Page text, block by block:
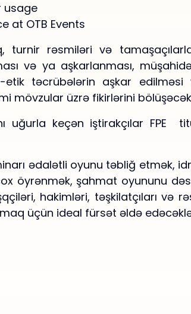
usage
at OTB Events
turnir rəsmiləri və
və ya aşkarlanması,
təcrübələrin aşkar edilməsi
mövzular üzrə fikirlərini
uğurla keçən iştirakçılar FPE
ədalətli oyunu təbliğ etmək,
öyrənmək, şahmat oyununu
hakimləri, təşkilatçıları və
üçün ideal fürsət əldə